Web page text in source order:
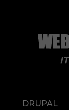
DRUPAL